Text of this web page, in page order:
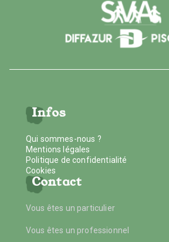
Infos
Qui sommes-nous ?
Mentions légales
Politique de confidentialité
Cookies
Contact
Vous êtes un particulier
Vous êtes un professionnel